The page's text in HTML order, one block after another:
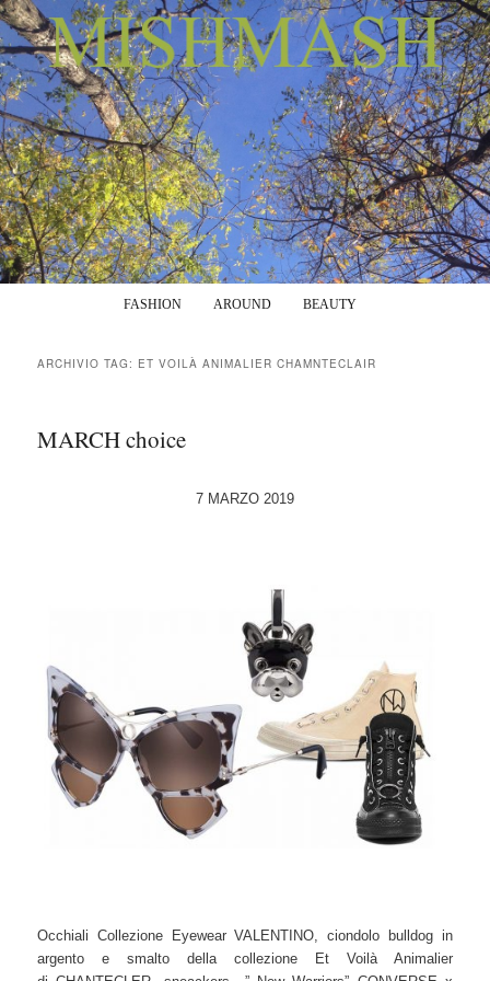
Vai al contenuto principale
Vai al contenuto secondario
FASHION AROUND BEAUTY
ARCHIVIO TAG: ET VOILÀ ANIMALIER CHAMNTECLAIR
MARCH choice
7 MARZO 2019
Occhiali Collezione Eyewear VALENTINO, ciondolo bulldog in
argento e smalto della collezione Et Voilà Animalier